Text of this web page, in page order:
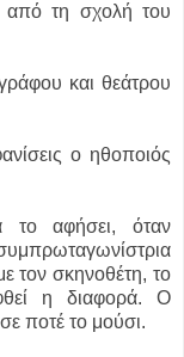
από τη σχολή του
και θεάτρου
ο ηθοποιός
αφήσει, όταν
τον σκηνοθέτη, το
η διαφορά. Ο
ποτέ το μούσι.